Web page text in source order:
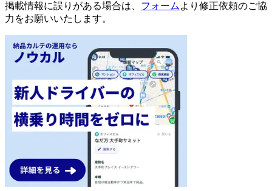
掲載情報に誤りがある場合は、 フォーム より修正依頼のご協
力をお願いいたします。